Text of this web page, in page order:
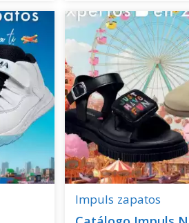
Impuls zapatos